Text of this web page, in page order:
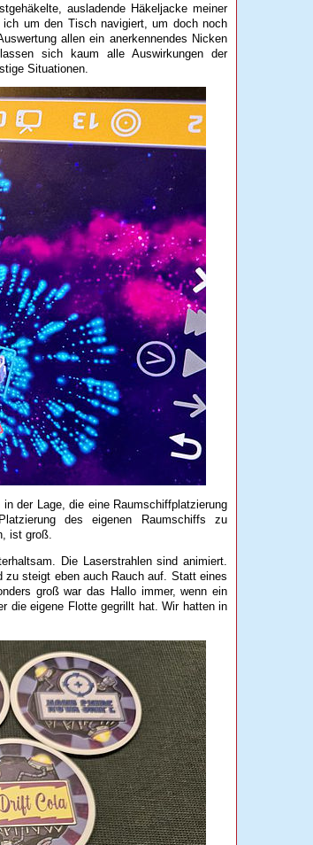
ausladende Häkeljacke meiner
um den Tisch navigiert, um doch noch
allen ein anerkennendes Nicken
sich kaum alle Auswirkungen der
Situationen.
der Lage, die eine Raumschiffplatzierung
des eigenen Raumschiffs zu
ist groß.
Die Laserstrahlen sind animiert.
zu steigt eben auch Rauch auf. Statt eines
groß war das Hallo immer, wenn ein
die eigene Flotte gegrillt hat. Wir hatten in